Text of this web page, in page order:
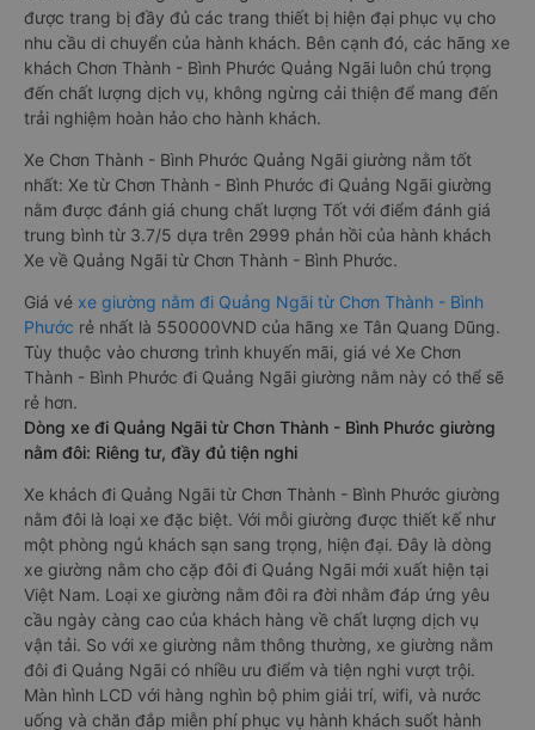
nằm chất lượng cao: Thoải mái, giá cả tốt nhất
Những nhà xe đi Quảng Ngãi từ Chơn Thành - Bình Phước
đều sở hữu những xe giường nằm chất lượng cao. Trên xe
được trang bị đầy đủ các trang thiết bị hiện đại phục vụ cho
nhu cầu di chuyển của hành khách. Bên cạnh đó, các hãng xe
khách Chơn Thành - Bình Phước Quảng Ngãi luôn chú trọng
đến chất lượng dịch vụ, không ngừng cải thiện để mang đến
trải nghiệm hoàn hảo cho hành khách.
Xe Chơn Thành - Bình Phước Quảng Ngãi giường nằm tốt
nhất: Xe từ Chơn Thành - Bình Phước đi Quảng Ngãi giường
nằm được đánh giá chung chất lượng Tốt với điểm đánh giá
trung bình từ 3.7/5 dựa trên 2999 phản hồi của hành khách
Xe về Quảng Ngãi từ Chơn Thành - Bình Phước.
Giá vé
xe giường nằm đi Quảng Ngãi từ Chơn Thành - Bình
Phước
Tùy thuộc vào chương trình khuyến mãi, giá vé Xe Chơn
Thành - Bình Phước đi Quảng Ngãi giường nằm này có thể sẽ
rẻ hơn.
Dòng xe đi Quảng Ngãi từ Chơn Thành - Bình Phước giường
nằm đôi: Riêng tư, đầy đủ tiện nghi
Xe khách đi Quảng Ngãi từ Chơn Thành - Bình Phước giường
nằm đôi là loại xe đặc biệt. Với mỗi giường được thiết kế như
một phòng ngủ khách sạn sang trọng, hiện đại. Đây là dòng
xe giường nằm cho cặp đôi đi Quảng Ngãi mới xuất hiện tại
Việt Nam. Loại xe giường nằm đôi ra đời nhằm đáp ứng yêu
cầu ngày càng cao của khách hàng về chất lượng dịch vụ